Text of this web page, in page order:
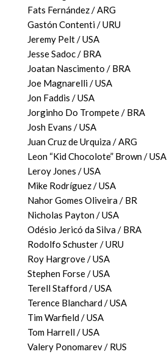
Fats Fernández / ARG
Gastón Contenti / URU
Jeremy Pelt / USA
Jesse Sadoc / BRA
Joatan Nascimento / BRA
Joe Magnarelli / USA
Jon Faddis / USA
Jorginho Do Trompete / BRA
Josh Evans / USA
Juan Cruz de Urquiza / ARG
Leon “Kid Chocolote” Brown / USA
Leroy Jones / USA
Mike Rodríguez / USA
Nahor Gomes Oliveira / BR
Nicholas Payton / USA
Odésio Jericó da Silva / BRA
Rodolfo Schuster / URU
Roy Hargrove / USA
Stephen Forse / USA
Terell Stafford / USA
Terence Blanchard / USA
Tim Warfield / USA
Tom Harrell / USA
Valery Ponomarev / RUS